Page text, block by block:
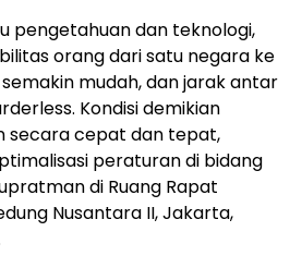
pengetahuan dan teknologi,
orang dari satu negara ke
mudah, dan jarak antar
Kondisi demikian
secara cepat dan tepat,
peraturan di bidang
di Ruang Rapat
Nusantara II, Jakarta,